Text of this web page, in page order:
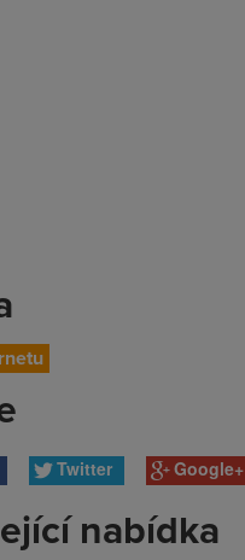
Twitter Google+
nabídka